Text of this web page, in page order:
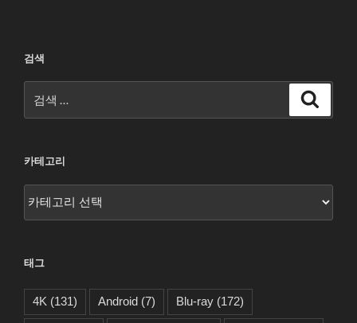
검색
색:
카테고리
태그
4K (131) Android (7) Blu-ray (172)